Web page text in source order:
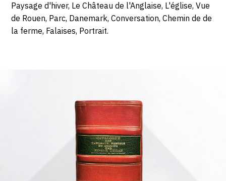
Paysage d'hiver, Le Château de l'Anglaise, L'église, Vue
de Rouen, Parc, Danemark, Conversation, Chemin de de
la ferme, Falaises, Portrait.